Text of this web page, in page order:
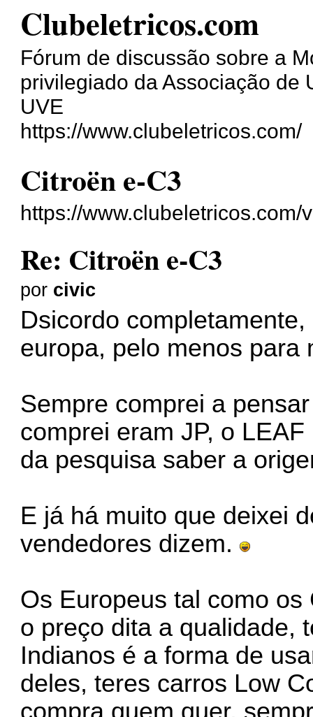
Clubeletricos.com
Fórum de discussão sobre a
privilegiado da Associação de
UVE
https://www.clubeletricos.com/
Citroën e-C3
https://
Re: Citroën e-C3
por civic
Dsicordo
europa, pelo menos para
Sempre comprei a
comprei eram JP, o
da pesquisa saber a
E já há muito que deixei
vendedores dizem.
Os Europeus tal como
o preço dita a qualidade,
Indianos é a forma de
deles, teres carros Low
compra quem quer,